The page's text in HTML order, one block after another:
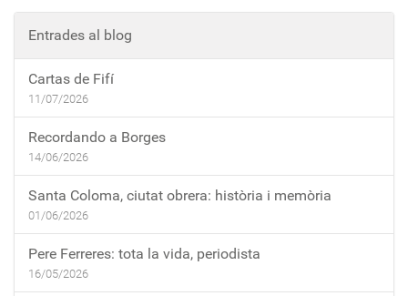
Entrades al blog
Cartas de Fifí
11/07/2026
Recordando a Borges
14/06/2026
Santa Coloma, ciutat obrera: història i memòria
01/06/2026
Pere Ferreres: tota la vida, periodista
16/05/2026